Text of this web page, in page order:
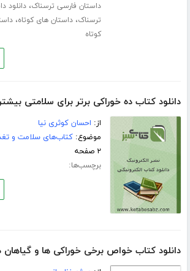
داستان فارسی ترسناک،دانلود
ترسناک،داستان های کوتاه،
کوتاه
دانلود کتاب ده خوراکی برتر برای سلامتی
از: احسان کوثری نیا
موضوع:کتاب‌های سلامت و
۲ صفحه
برچسب‌ها:
دانلود کتاب خواص برخی خوراکی ها و گیاهان